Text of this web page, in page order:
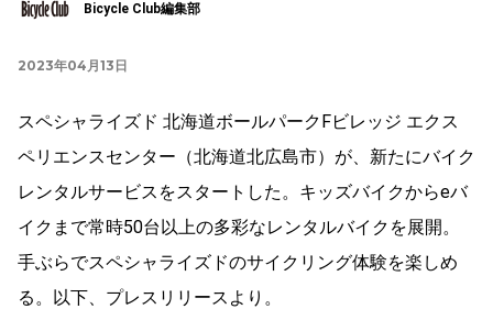
Bicycle Club編集部
2023年04月13日
スペシャライズド 北海道ボールパークFビレッジ エクス
ペリエンスセンター（北海道北広島市）が、新たにバイク
レンタルサービスをスタートした。キッズバイクからeバ
イクまで常時50台以上の多彩なレンタルバイクを展開。
手ぶらでスペシャライズドのサイクリング体験を楽しめ
る。以下、プレスリリースより。